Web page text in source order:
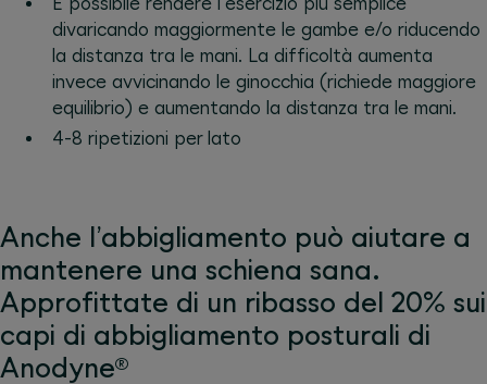
divaricando maggiormente le gambe e/o riducendo
la distanza tra le mani. La difficoltà aumenta
invece avvicinando le ginocchia (richiede maggiore
equilibrio) e aumentando la distanza tra le mani.
4-8 ripetizioni per lato
Anche l’abbigliamento può aiutare a
mantenere una schiena sana.
Approfittate di un ribasso del 20% sui
capi di abbigliamento posturali di
Anodyne®